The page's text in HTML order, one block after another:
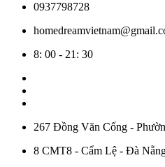
0937798728
8: 00 - 21: 30
267 Đồng Văn Cống -
8 CMT8 - Cẩm Lệ - Đà